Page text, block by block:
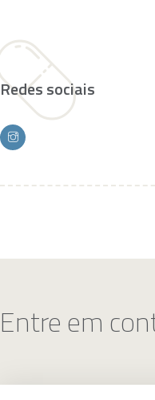
Redes sociais
Entre em